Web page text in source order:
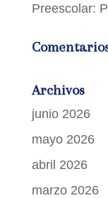
Preescolar:
Archivos
junio 2026
mayo 2026
abril 2026
marzo 2026